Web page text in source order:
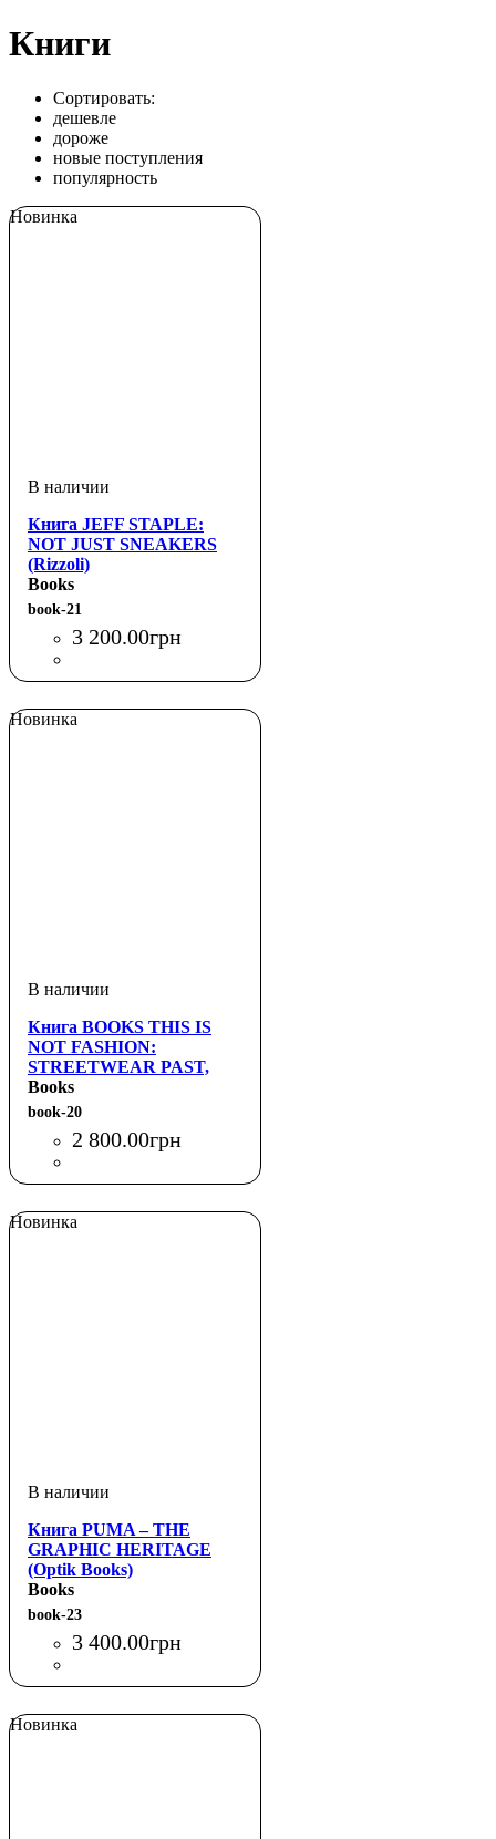
Книги
Сортировать:
дешевле
дороже
новые поступления
популярность
Новинка
Книга JEFF STAPLE:
NOT JUST SNEAKERS
(Rizzoli)
Books
book-21
3 200.00грн
Новинка
Книга BOOKS THIS IS
NOT FASHION:
STREETWEAR PAST,
PRESENT AND FUTURE
(THAMES & HUDSON)
Books
book-20
2 800.00грн
Новинка
Книга PUMA – THE
GRAPHIC HERITAGE
(Optik Books)
Books
book-23
3 400.00грн
Новинка